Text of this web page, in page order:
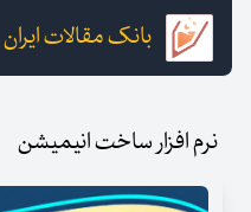
بانک مقالات ایران
نرم افزار ساخت انیمیشن